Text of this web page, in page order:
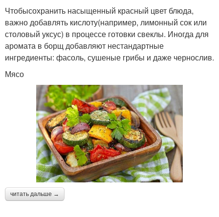
Чтобысохранить насыщенный красный цвет блюда,
важно добавлять кислоту(например, лимонный сок или
столовый уксус) в процессе готовки свеклы. Иногда для
аромата в борщ добавляют нестандартные
ингредиенты: фасоль, сушеные грибы и даже чернослив.
Мясо
читать дальше →